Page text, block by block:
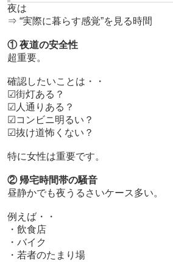
夜は
⇒ “実際に暮らす感覚”を見る時間
① 夜道の安全性
超重要。
確認したいことは・・
☑街灯ある？
☑人通りある？
☑コンビニ明るい？
☑抜け道怖くない？
特に女性は重要です。
② 帰宅時間帯の騒音
昼静かでも夜うるさいケース多い。
例えば・・
・飲食店
・バイク
・若者のたまり場